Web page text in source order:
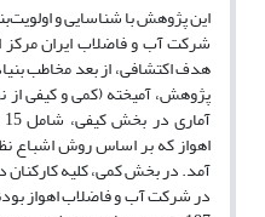
این پژوهش با شناسایی و
شرکت آب و فاضلاب ایران مرکز
هدف اکتشافی، از بعد مخاطب
پژوهش، آمیخته (کمی و کیفی
آمد. در بخش کمی، کلیه کارکنان
در شرکت آب و فاضلاب اهواز